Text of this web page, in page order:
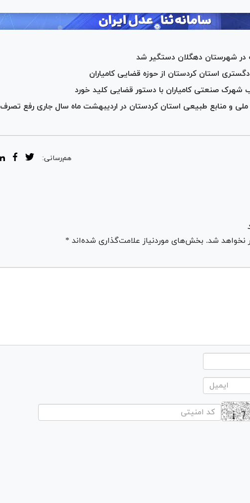
در شهرستان دهگلان دستگیر شد
استان کردستان از حوزه قضایی کامیاران
صنعتی کامیاران با دستور قضایی کلید خورد
ملی و منابع طبیعی استان کردستان در اردیبهشت ماه سال جاری رفع تصرف
هم‌رسانی:
نخواهد شد. بخش‌های موردنیاز علامت‌گذاری شده‌اند *